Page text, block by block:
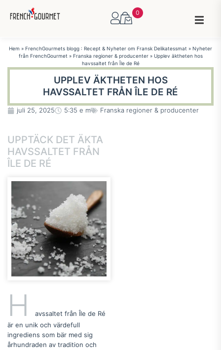
0
Hem » FrenchGourmets blogg : Recept & Nyheter om Fransk Delikatessmat » Nyheter
från FrenchGourmet » Franska regioner & producenter» Upplev äktheten hos
havssaltet från Île de Ré
UPPLEV ÄKTHETEN HOS
HAVSSALTET FRÅN ÎLE DE RÉ
juli 25, 2025 5:35 e m Franska regioner & producenter
UPPTÄCK DET ÄKTA
HAVSSALTET FRÅN
ÎLE DE RÉ
H
avssaltet från Île de Ré
är en unik och värdefull
ingrediens som bär med sig
århundraden av tradition och